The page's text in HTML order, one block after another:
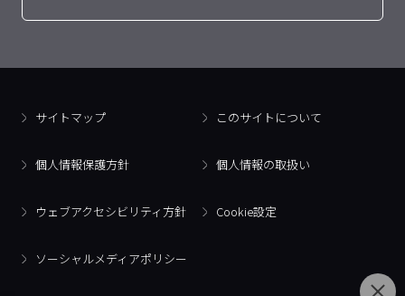
サイトマップ このサイトについて
個人情報保護方針 個人情報の取扱い
ウェブアクセシビリティ方針 Cookie設定
ソーシャルメディアポリシー